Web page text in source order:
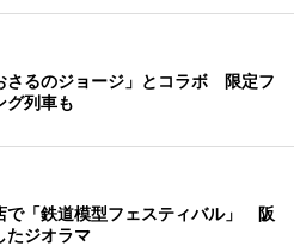
さるのジョージ」とコラボ 限定フ
グ列車も
で「鉄道模型フェスティバル」 阪
たジオラマ